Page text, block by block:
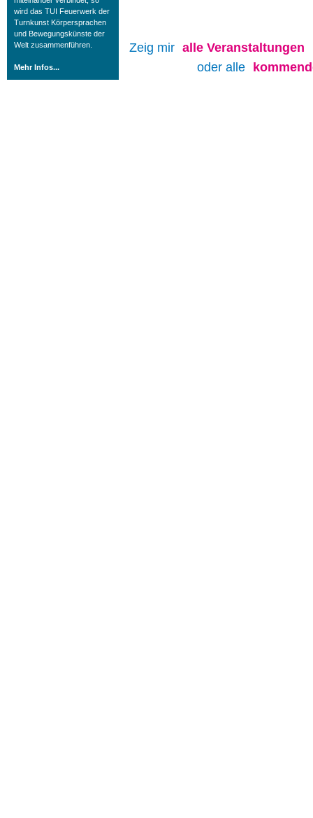
wird das TUI Feuerwerk der
Turnkunst Körpersprachen
und Bewegungskünste der
Welt zusammenführen.
Mehr Infos...
Zeig mir alle Veranstaltungen
oder alle